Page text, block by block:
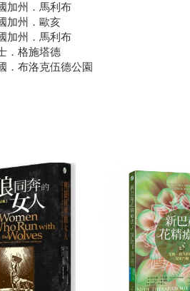
加州．馬利布
加州．歐亥
加州．馬利布
．格施塔德
．布洛克伍德公園